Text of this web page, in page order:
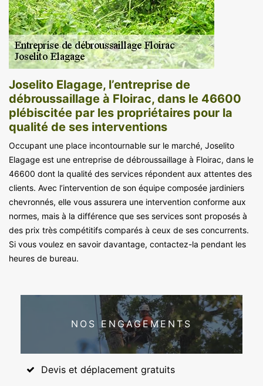
Joselito Elagage, l’entreprise de
débroussaillage à Floirac, dans le 46600
plébiscitée par les propriétaires pour la
qualité de ses interventions
Occupant une place incontournable sur le marché, Joselito
Elagage est une entreprise de débroussaillage à Floirac, dans le
46600 dont la qualité des services répondent aux attentes des
clients. Avec l’intervention de son équipe composée jardiniers
chevronnés, elle vous assurera une intervention conforme aux
normes, mais à la différence que ses services sont proposés à
des prix très compétitifs comparés à ceux de ses concurrents.
Si vous voulez en savoir davantage, contactez-la pendant les
heures de bureau.
NOS ENGAGEMENTS
Devis et déplacement gratuits